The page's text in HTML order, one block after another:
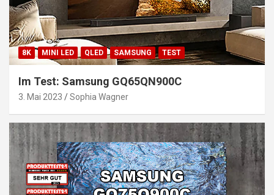
8K MINI LED QLED SAMSUNG TEST
Im Test: Samsung GQ65QN900C
3. Mai 2023 Sophia Wagner